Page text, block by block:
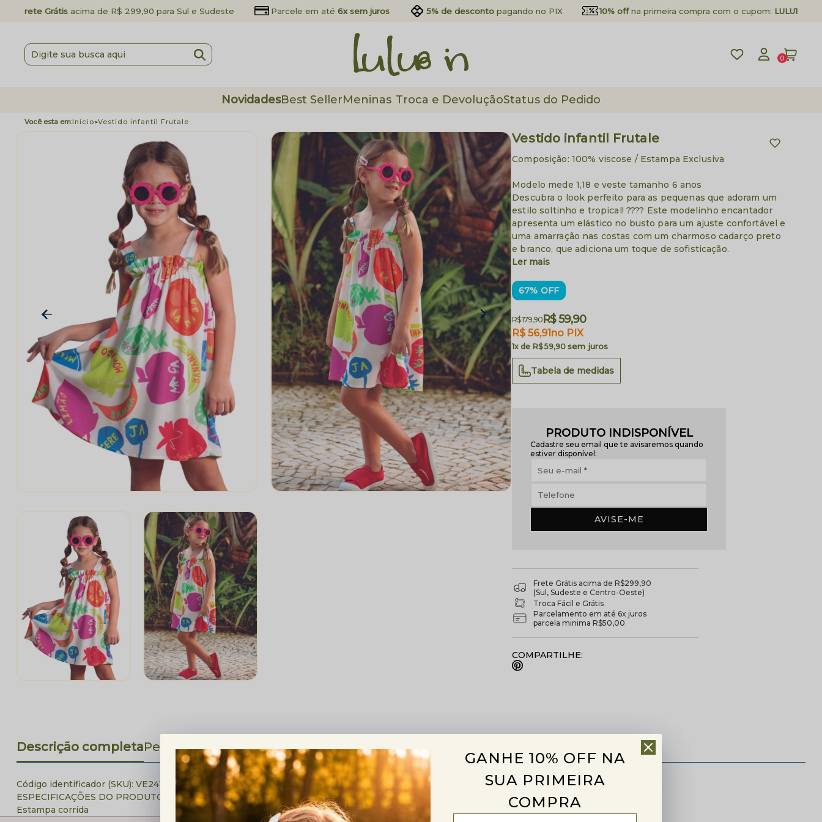
Frete Grátis acima de R$ 299,90 para Sul e Sudeste Parcele em até 6x sem juros 5% de desconto pagando no PIX 10% offna primeira compra com o cupom: LULU10
0
NovidadesBest SellerMeninas Troca e DevoluçãoStatus do Pedido
Início Vestido infantil Frutale
Vestido infantil Frutale
Composição: 100% viscose / Estampa Exclusiva
Modelo mede 1,18 e veste tamanho 6 anos
Descubra o look perfeito para as pequenas que adoram um
estilo soltinho e tropical! ???? Este modelinho encantador
apresenta um elástico no busto para um ajuste confortável e
uma amarração nas costas com um charmoso cadarço preto
e branco, que adiciona um toque de sofisticação.
Ler mais
67% OFF
R$ 56,91no PIX
R$ 179,90R$ 59,90
1x R$ 59,90sem juros
Tabela de medidas
PRODUTO INDISPONÍVEL
Cadastre seu email que te avisaremos quando
estiver disponível:
AVISE-ME
Frete Grátis acima de R$299,90
(Sul, Sudeste e Centro-Oeste)
Troca Fácil e Grátis
Parcelamento em até 6x juros
parcela minima R$50,00
COMPARTILHE:
Descrição completaPerguntas FrequentesTrocas e devoluções
Código identificador (SKU): VE241003
ESPECIFICAÇÕES DO PRODUTO
Estampa corrida
GANHE 10% OFF NA
SUA PRIMEIRA
COMPRA